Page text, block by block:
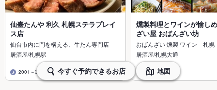
仙臺たんや 利久 札幌ステラプレイ
ス店
仙台市内に門を構える、牛たん専門店
居酒屋/札幌駅
2001～3000円 1001～1500円
燻製料理とワインが愉し
ざい屋 おばんざい坊
おばんざい 燻製 ワイン 札
居酒屋/札幌大通
3001～4000円
今すぐ予約できるお店 地図